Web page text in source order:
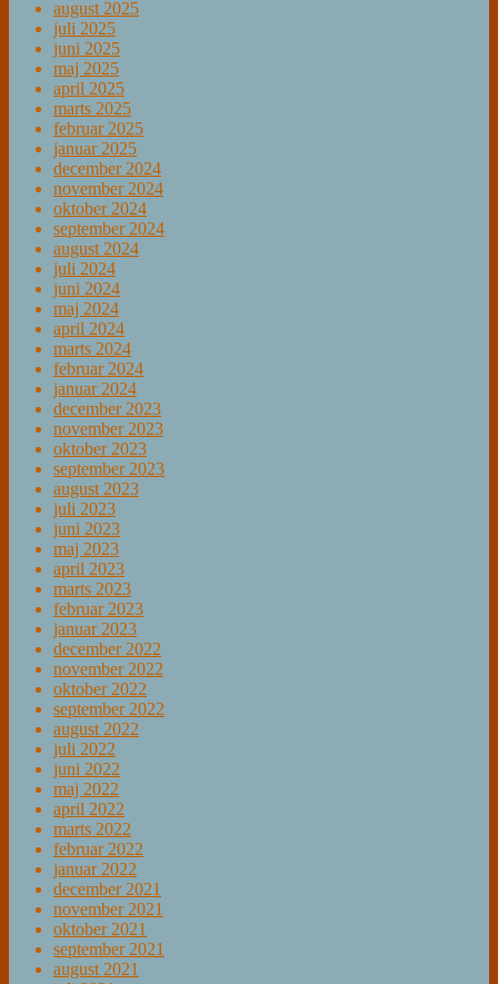
august 2025
juli 2025
juni 2025
maj 2025
april 2025
marts 2025
februar 2025
januar 2025
december 2024
november 2024
oktober 2024
september 2024
august 2024
juli 2024
juni 2024
maj 2024
april 2024
marts 2024
februar 2024
januar 2024
december 2023
november 2023
oktober 2023
september 2023
august 2023
juli 2023
juni 2023
maj 2023
april 2023
marts 2023
februar 2023
januar 2023
december 2022
november 2022
oktober 2022
september 2022
august 2022
juli 2022
juni 2022
maj 2022
april 2022
marts 2022
februar 2022
januar 2022
december 2021
november 2021
oktober 2021
september 2021
august 2021